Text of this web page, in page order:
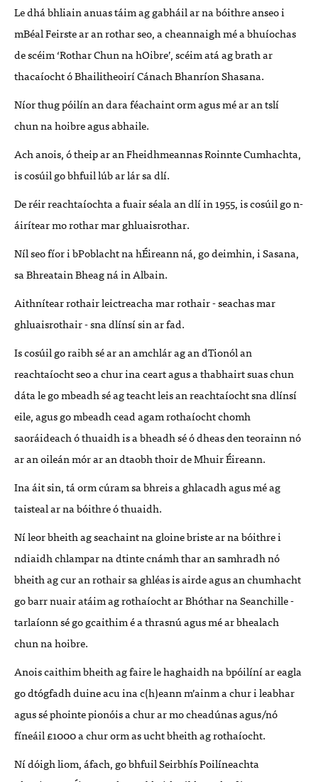
Le dhá bhliain anuas táim ag gabháil ar na bóithre anseo i
mBéal Feirste ar an rothar seo, a cheannaigh mé a bhuíochas
de scéim ‘Rothar Chun na hOibre’, scéim atá ag brath ar
thacaíocht ó Bhailitheoirí Cánach Bhanríon Shasana.
Níor thug póilín an dara féachaint orm agus mé ar an tslí
chun na hoibre agus abhaile.
Ach anois, ó theip ar an Fheidhmeannas Roinnte Cumhachta,
is cosúil go bhfuil lúb ar lár sa dlí.
De réir reachtaíochta a fuair séala an dlí in 1955, is cosúil go n-
áirítear mo rothar mar ghluaisrothar.
Níl seo fíor i bPoblacht na hÉireann ná, go deimhin, i Sasana,
sa Bhreatain Bheag ná in Albain.
Aithnítear rothair leictreacha mar rothair - seachas mar
ghluaisrothair - sna dlínsí sin ar fad.
Is cosúil go raibh sé ar an amchlár ag an dTionól an
reachtaíocht seo a chur ina ceart agus a thabhairt suas chun
dáta le go mbeadh sé ag teacht leis an reachtaíocht sna dlínsí
eile, agus go mbeadh cead agam rothaíocht chomh
saoráideach ó thuaidh is a bheadh sé ó dheas den teorainn nó
ar an oileán mór ar an dtaobh thoir de Mhuir Éireann.
Ina áit sin, tá orm cúram sa bhreis a ghlacadh agus mé ag
taisteal ar na bóithre ó thuaidh.
Ní leor bheith ag seachaint na gloine briste ar na bóithre i
ndiaidh chlampar na dtinte cnámh thar an samhradh nó
bheith ag cur an rothair sa ghléas is airde agus an chumhacht
go barr nuair atáim ag rothaíocht ar Bhóthar na Seanchille -
tarlaíonn sé go gcaithim é a thrasnú agus mé ar bhealach
chun na hoibre.
Anois caithim bheith ag faire le haghaidh na bpóilíní ar eagla
go dtógfadh duine acu ina c(h)eann m’ainm a chur i leabhar
agus sé phointe pionóis a chur ar mo cheadúnas agus/nó
fíneáil £1000 a chur orm as ucht bheith ag rothaíocht.
Ní dóigh liom, áfach, go bhfuil Seirbhís Poilíneachta